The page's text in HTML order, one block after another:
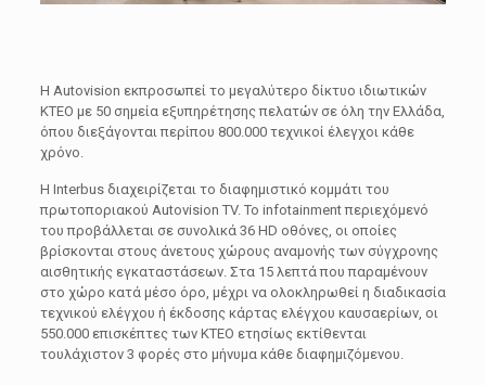
Η Autovision εκπροσωπεί το μεγαλύτερο δίκτυο ιδιωτικών
ΚΤΕΟ με 50 σημεία εξυπηρέτησης πελατών σε όλη την Ελλάδα,
όπου διεξάγονται περίπου 800.000 τεχνικοί έλεγχοι κάθε
χρόνο.
Η Interbus διαχειρίζεται το διαφημιστικό κομμάτι του
πρωτοποριακού Autovision TV. Το infotainment περιεχόμενό
του προβάλλεται σε συνολικά 36 HD οθόνες, οι οποίες
βρίσκονται στους άνετους χώρους αναμονής των σύγχρονης
αισθητικής εγκαταστάσεων. Στα 15 λεπτά που παραμένουν
στο χώρο κατά μέσο όρο, μέχρι να ολοκληρωθεί η διαδικασία
τεχνικού ελέγχου ή έκδοσης κάρτας ελέγχου καυσαερίων, οι
550.000 επισκέπτες των ΚΤΕΟ ετησίως εκτίθενται
τουλάχιστον 3 φορές στο μήνυμα κάθε διαφημιζόμενου.